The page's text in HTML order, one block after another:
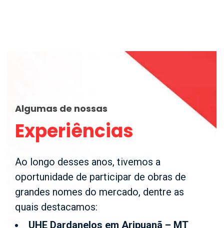
Algumas de nossas
Experiências
Ao longo desses anos, tivemos a
oportunidade de participar de obras de
grandes nomes do mercado, dentre as
quais destacamos:
UHE Dardanelos em Aripuanã – MT